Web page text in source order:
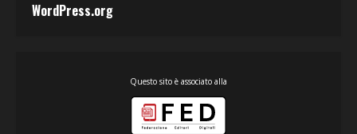
WordPress.org
Questo sito è associato alla